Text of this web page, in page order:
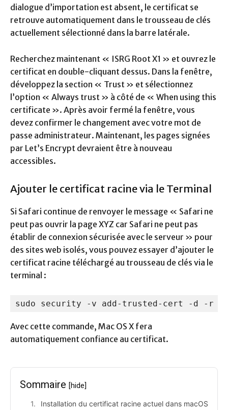
dialogue d’importation est absent, le certificat se
retrouve automatiquement dans le trousseau de clés
actuellement sélectionné dans la barre latérale.
Recherchez maintenant « ISRG Root X1 » et ouvrez le
certificat en double-cliquant dessus. Dans la fenêtre,
développez la section « Trust » et sélectionnez
l’option « Always trust » à côté de « When using this
certificate ». Après avoir fermé la fenêtre, vous
devez confirmer le changement avec votre mot de
passe administrateur. Maintenant, les pages signées
par Let’s Encrypt devraient être à nouveau
accessibles.
Ajouter le certificat racine via le Terminal
Si Safari continue de renvoyer le message « Safari ne
peut pas ouvrir la page XYZ car Safari ne peut pas
établir de connexion sécurisée avec le serveur » pour
des sites web isolés, vous pouvez essayer d’ajouter le
certificat racine téléchargé au trousseau de clés via le
terminal :
sudo security -v add-trusted-cert -d -r
Avec cette commande, Mac OS X fera
automatiquement confiance au certificat.
Sommaire [hide]
Installation du certificat racine actuel dans macOS